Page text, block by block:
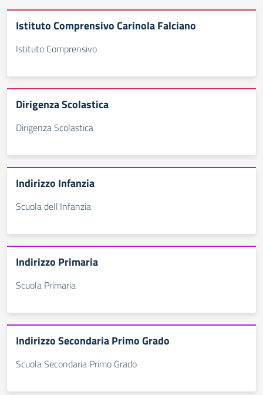
Istituto Comprensivo Carinola Falciano
Istituto Comprensivo
Dirigenza Scolastica
Dirigenza Scolastica
Indirizzo Infanzia
Scuola dell'Infanzia
Indirizzo Primaria
Scuola Primaria
Indirizzo Secondaria Primo Grado
Scuola Secondaria Primo Grado